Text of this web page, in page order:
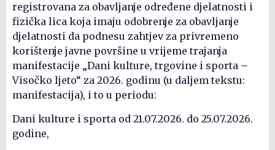
registrovana za obavljanje određene djelatnosti i
fizička lica koja imaju odobrenje za obavljanje
djelatnosti da podnesu zahtjev za privremeno
korištenje javne površine u vrijeme trajanja
manifestacije „Dani kulture, trgovine i sporta –
Visočko ljeto“ za 2026. godinu (u daljem tekstu:
manifestacija), i to u periodu:
Dani kulture i sporta od 21.07.2026. do 25.07.2026.
godine,